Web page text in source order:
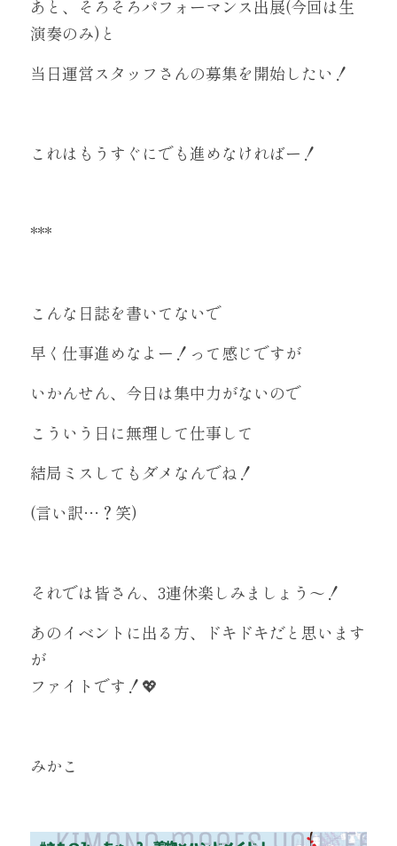
あと、そろそろパフォーマンス出展(今回は生
演奏のみ)と
当日運営スタッフさんの募集を開始したい！
これはもうすぐにでも進めなければー！
***
こんな日誌を書いてないで
早く仕事進めなよー！って感じですが
いかんせん、今日は集中力がないので
こういう日に無理して仕事して
結局ミスしてもダメなんでね！
(言い訳…？笑)
それでは皆さん、3連休楽しみましょう～！
あのイベントに出る方、ドキドキだと思います
が
ファイトです！💖
みかこ